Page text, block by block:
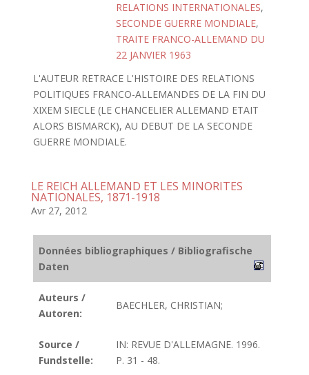
RELATIONS INTERNATIONALES,
SECONDE GUERRE MONDIALE,
TRAITE FRANCO-ALLEMAND DU
22 JANVIER 1963
L'AUTEUR RETRACE L'HISTOIRE DES RELATIONS
POLITIQUES FRANCO-ALLEMANDES DE LA FIN DU
XIXEM SIECLE (LE CHANCELIER ALLEMAND ETAIT
ALORS BISMARCK), AU DEBUT DE LA SECONDE
GUERRE MONDIALE.
LE REICH ALLEMAND ET LES MINORITES
NATIONALES, 1871-1918
Avr 27, 2012
Données bibliographiques / Bibliografische
Daten
Auteurs /
Autoren:
BAECHLER, CHRISTIAN;
Source /
Fundstelle:
IN: REVUE D'ALLEMAGNE. 1996.
P. 31 - 48.